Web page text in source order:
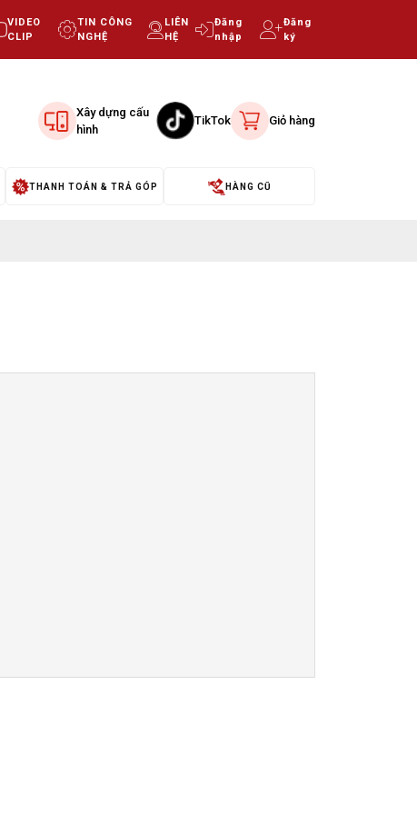
VIDEO
CLIP
TIN CÔNG
NGHỆ
LIÊN
HỆ
Đăng
nhập
Đăng
ký
Xây dựng cấu
hình
TikTok Giỏ hàng
THANH TOÁN & TRẢ GÓP HÀNG CŨ